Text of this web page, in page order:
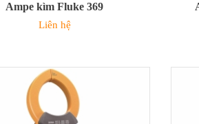
Ampe kìm Fluke 369
Liên hệ